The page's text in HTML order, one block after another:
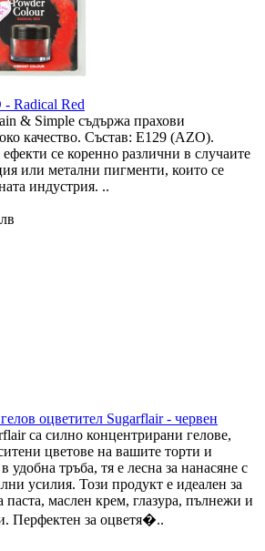
Radical Red
& Simple съдържа прахови
качество. Състав: E129 (AZO).
се коренно различни в случаите
или метални пигменти, които се
индустрия. ..
оцветител Sugarflair - червен
са силно концентрирани гелове,
цветове на вашите торти и
удобна тръба, тя е лесна за нанасяне с
усилия. Този продукт е идеален за
паста, маслен крем, глазура, пълнежи и
Перфектен за оцветя�..